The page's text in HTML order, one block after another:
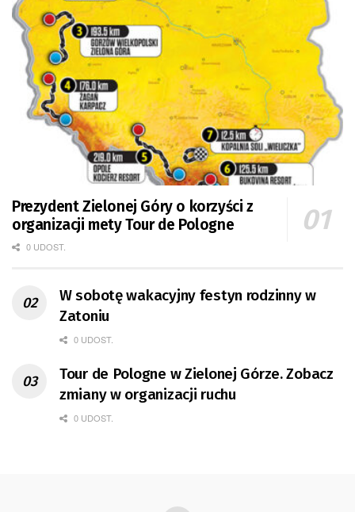
Prezydent Zielonej Góry o korzyści z
organizacji mety Tour de Pologne
0 UDOST.
W sobotę wakacyjny festyn rodzinny w
Zatoniu
0 UDOST.
Tour de Pologne w Zielonej Górze. Zobacz
zmiany w organizacji ruchu
0 UDOST.